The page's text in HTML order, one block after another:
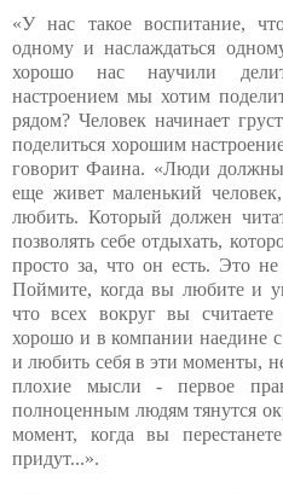
«У нас такое воспитание,
одному и наслаждаться
хорошо нас научили
настроением мы хотим
рядом? Человек начинает
поделиться хорошим
говорит Фаина. «Люди
еще живет маленький
любить. Который должен
позволять себе отдыхать,
просто за, что он есть. Это
Поймите, когда вы любите и
что всех вокруг вы
хорошо и в компании наедине
и любить себя в эти моменты,
плохие мысли - первое
полноценным людям тянутся
момент, когда вы
придут...».